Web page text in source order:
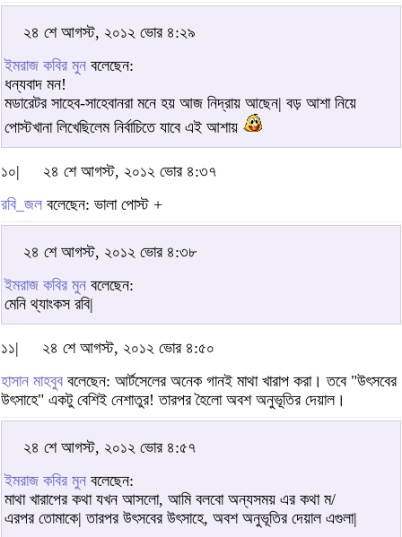
২৪ শে আগস্ট, ২০১২ ভোর ৪:২৯
ইমরাজ কবির মুন বলেছেন:
ধন্যবাদ মন!
মডারেটর সাহেব-সাহেবানরা মনে হয় আজ নিদ্রায় আছেন| বড় আশা নিয়ে
পোস্টখানা লিখেছিলেম নির্বাচিতে যাবে এই আশায়
১০|
২৪ শে আগস্ট, ২০১২ ভোর ৪:৩৭
রবি_জল বলেছেন: ভালা পোস্ট +
২৪ শে আগস্ট, ২০১২ ভোর ৪:৩৮
ইমরাজ কবির মুন বলেছেন:
মেনি থ্যাংকস রবি|
১১|
২৪ শে আগস্ট, ২০১২ ভোর ৪:৫০
হাসান মাহবুব বলেছেন: আর্টসেলের অনেক গানই মাথা খারাপ করা। তবে "উৎসবের
উৎসাহে" একটু বেশিই নেশাতুর! তারপর হৈলো অবশ অনুভূতির দেয়াল।
২৪ শে আগস্ট, ২০১২ ভোর ৪:৫৭
ইমরাজ কবির মুন বলেছেন:
মাথা খারাপের কথা যখন আসলো, আমি বলবো অন্যসময় এর কথা ম/
এরপর তোমাকে| তারপর উৎসবের উৎসাহে, অবশ অনুভূতির দেয়াল এগুলা|